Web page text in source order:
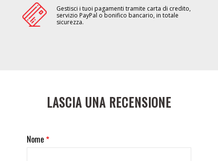
Gestisci i tuoi pagamenti tramite carta di credito,
servizio PayPal o bonifico bancario, in totale
sicurezza.
LASCIA UNA RECENSIONE
Nome